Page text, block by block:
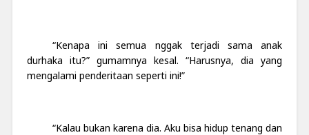
“Kenapa ini semua nggak terjadi sama anak
durhaka itu?” gumamnya kesal. “Harusnya, dia yang
mengalami penderitaan seperti ini!”
“Kalau bukan karena dia. Aku bisa hidup tenang dan